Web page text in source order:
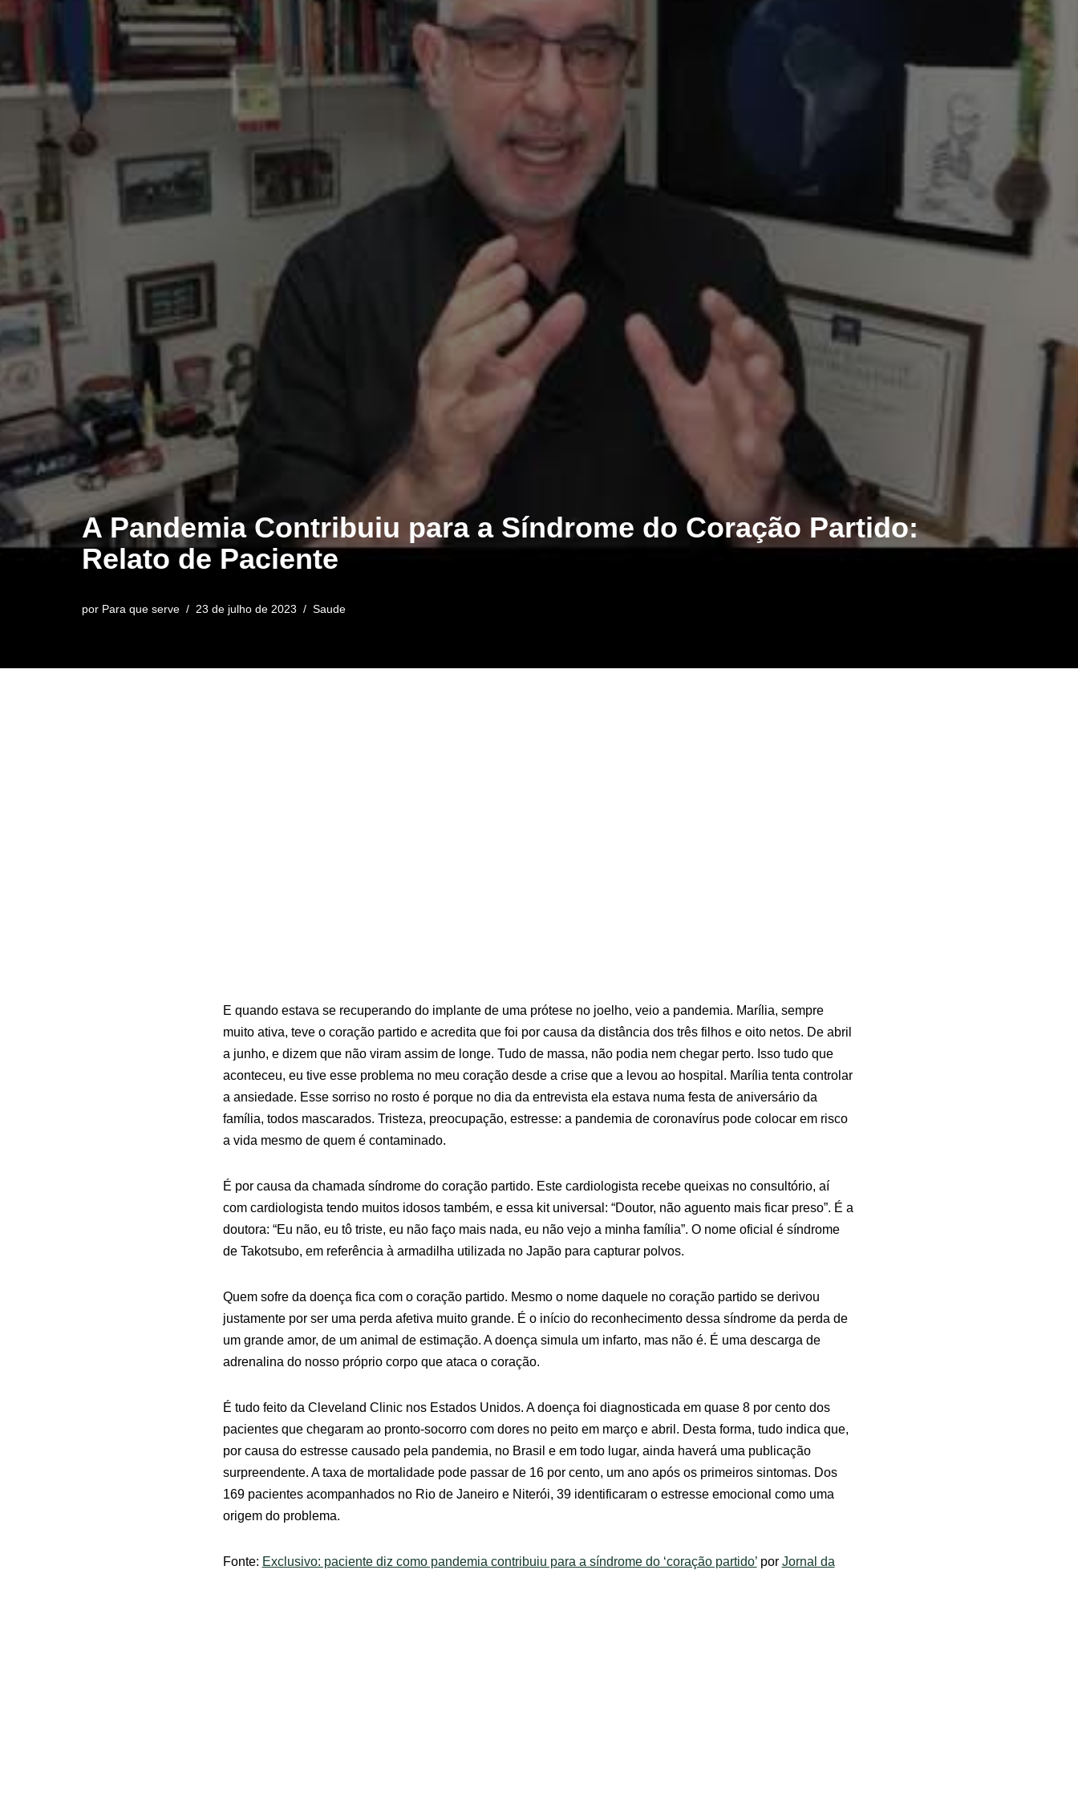
A Pandemia Contribuiu para a Síndrome do Coração Partido:
Relato de Paciente
por Para que serve 23 de julho de 2023 Saude
E quando estava se recuperando do implante de uma prótese no joelho, veio a pandemia. Marília, sempre
muito ativa, teve o coração partido e acredita que foi por causa da distância dos três filhos e oito netos. De abril
a junho, e dizem que não viram assim de longe. Tudo de massa, não podia nem chegar perto. Isso tudo que
aconteceu, eu tive esse problema no meu coração desde a crise que a levou ao hospital. Marília tenta controlar
a ansiedade. Esse sorriso no rosto é porque no dia da entrevista ela estava numa festa de aniversário da
família, todos mascarados. Tristeza, preocupação, estresse: a pandemia de coronavírus pode colocar em risco
a vida mesmo de quem é contaminado.
É por causa da chamada síndrome do coração partido. Este cardiologista recebe queixas no consultório, aí
com cardiologista tendo muitos idosos também, e essa kit universal: “Doutor, não aguento mais ficar preso”. É a
doutora: “Eu não, eu tô triste, eu não faço mais nada, eu não vejo a minha família”. O nome oficial é síndrome
de Takotsubo, em referência à armadilha utilizada no Japão para capturar polvos.
Quem sofre da doença fica com o coração partido. Mesmo o nome daquele no coração partido se derivou
justamente por ser uma perda afetiva muito grande. É o início do reconhecimento dessa síndrome da perda de
um grande amor, de um animal de estimação. A doença simula um infarto, mas não é. É uma descarga de
adrenalina do nosso próprio corpo que ataca o coração.
É tudo feito da Cleveland Clinic nos Estados Unidos. A doença foi diagnosticada em quase 8 por cento dos
pacientes que chegaram ao pronto-socorro com dores no peito em março e abril. Desta forma, tudo indica que,
por causa do estresse causado pela pandemia, no Brasil e em todo lugar, ainda haverá uma publicação
surpreendente. A taxa de mortalidade pode passar de 16 por cento, um ano após os primeiros sintomas. Dos
169 pacientes acompanhados no Rio de Janeiro e Niterói, 39 identificaram o estresse emocional como uma
origem do problema.
Fonte: Exclusivo: paciente diz como pandemia contribuiu para a síndrome do ‘coração partido’por Jornal da